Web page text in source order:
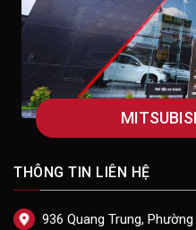
THÔNG TIN LIÊN HỆ
936 Quang Trung,